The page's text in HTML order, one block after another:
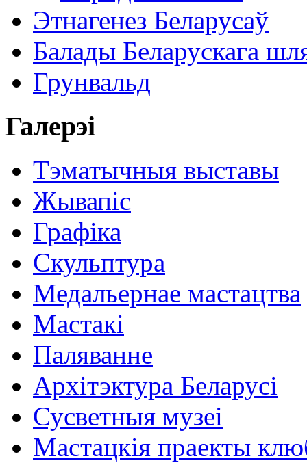
Этнагенез Беларусаў
Балады Беларускага
Грунвальд
Галерэі
Тэматычныя выставы
Жывапіс
Графіка
Скульптура
Медальернае мастацтва
Мастакі
Паляванне
Архітэктура Беларусі
Сусветныя музеі
Мастацкія праекты